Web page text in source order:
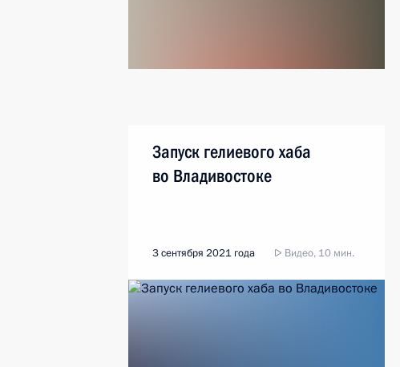
Запуск гелиевого хаба
во Владивостоке
3 сентября 2021 года Видео, 10 мин.